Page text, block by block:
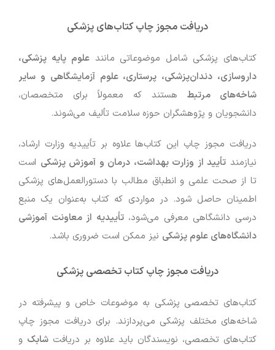
دریافت مجوز چاپ کتاب‌های پزشکی
کتاب‌های پزشکی شامل موضوعاتی مانندعلوم پایه پزشکی،
داروسازی، دندان‌پزشکی، پرستاری، علوم آزمایشگاهی و سایر
شاخه‌های مرتبط هستند که معمولاً برای متخصصان،
دانشجویان و پژوهشگران حوزه سلامت تألیف می‌شوند.
دریافت مجوز چاپ این کتاب‌ها علاوه بر تأییدیه وزارت ارشاد،
نیازمند تأیید از وزارت بهداشت، درمان و آموزش پزشکی است
تا از صحت علمی و انطباق مطالب با دستورالعمل‌های پزشکی
اطمینان حاصل شود. در مواردی که کتاب به‌عنوان یک منبع
درسی دانشگاهی معرفی می‌شود،تأییدیه از معاونت آموزشی
دانشگاه‌های علوم پزشکی نیز ممکن است ضروری باشد.
دریافت مجوز چاپ کتاب تخصصی پزشکی
کتاب‌های تخصصی پزشکی به موضوعات خاص و پیشرفته در
شاخه‌های مختلف پزشکی می‌پردازند. برای دریافت مجوز چاپ
کتاب‌های تخصصی، نویسندگان باید علاوه بر دریافت شابک و